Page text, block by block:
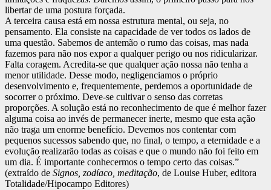
libertar de uma postura forçada.
A terceira causa está em nossa estrutura mental, ou seja, no
pensamento. Ela consiste na capacidade de ver todos os lados de
uma questão. Sabemos de antemão o rumo das coisas, mas nada
fazemos para não nos expor a qualquer perigo ou nos ridicularizar.
Falta coragem. Acredita-se que qualquer ação nossa não tenha a
menor utilidade. Desse modo, negligenciamos o próprio
desenvolvimento e, frequentemente, perdemos a oportunidade de
socorrer o próximo. Deve-se cultivar o senso das corretas
proporções. A solução está no reconhecimento de que é melhor fazer
alguma coisa ao invés de permanecer inerte, mesmo que esta ação
não traga um enorme benefício. Devemos nos contentar com
pequenos sucessos sabendo que, no final, o tempo, a eternidade e a
evolução realizarão todas as coisas e que o mundo não foi feito em
um dia. É importante conhecermos o tempo certo das coisas.”
(extraído de Signos, zodíaco, meditação, de Louise Huber, editora
Totalidade/Hipocampo Editores)